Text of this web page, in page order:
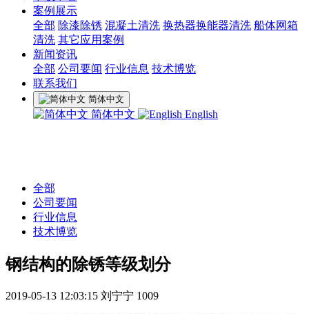
案例展示
全部 除漆除锈 混凝土清洗 换热器换能器清洗 船体网箱
清洗 其它应用案例
新闻资讯
全部 公司要闻 行业信息 技术博览
联系我们
简体中文
简体中文 English
全部
公司要闻
行业信息
技术博览
钢结构的除锈等级划分
2019-05-13 12:03:15 刘宁宁 1009